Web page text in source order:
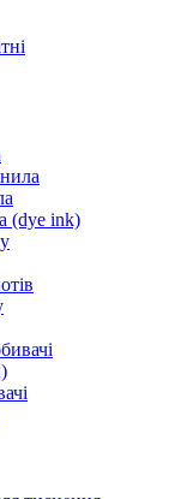
(dye ink)